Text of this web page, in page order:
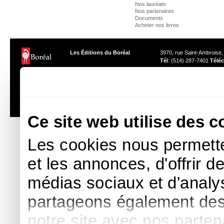
Ce site web utilise des
Les cookies nous
et les annonces, d'offrir
médias sociaux et
partageons également
Nos lauréats
Nos partenaires
Documents
Acheter nos livres
Les Éditions du Boréal
3970, rue Saint-
Tél : (514) 287-7401 Téléc